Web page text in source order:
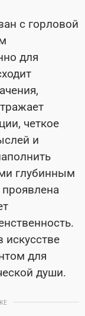
с горловой
для
четкое
и
глубинным
искусстве
для
души.